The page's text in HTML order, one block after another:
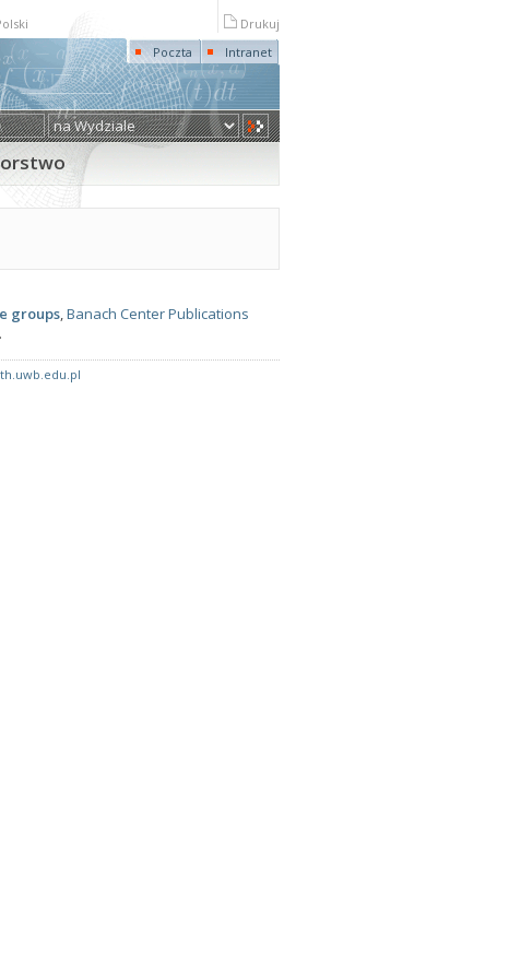
Drukuj
Poczta
Intranet
groups,Banach Center Publications